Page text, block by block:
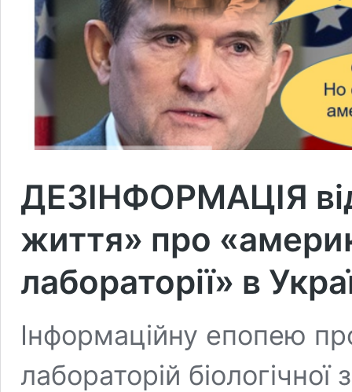
ДЕЗІНФОРМАЦІЯ
життя» про
лабораторії» в
Інформаційну епопею
лабораторій